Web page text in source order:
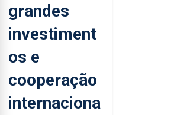
grandes
investiment
os e
cooperação
internaciona